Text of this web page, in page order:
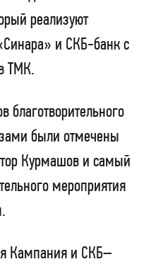
реализуют
и СКБ-банк с
ТМК.
благотворительного
были отмечены
Курмашов и самый
мероприятия
Кампания и СКБ–